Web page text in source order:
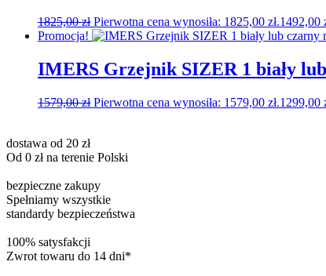
1825,00zł Pierwotna cena wynosiła: 1825,00 zł.1492,00
Promocja!
IMERS Grzejnik SIZER 1 biały
1579,00zł Pierwotna cena wynosiła: 1579,00 zł.1299,00
dostawa od 20 zł
Od 0 zł na terenie Polski
bezpieczne zakupy
Spełniamy wszystkie
standardy bezpieczeństwa
100% satysfakcji
Zwrot towaru do 14 dni*